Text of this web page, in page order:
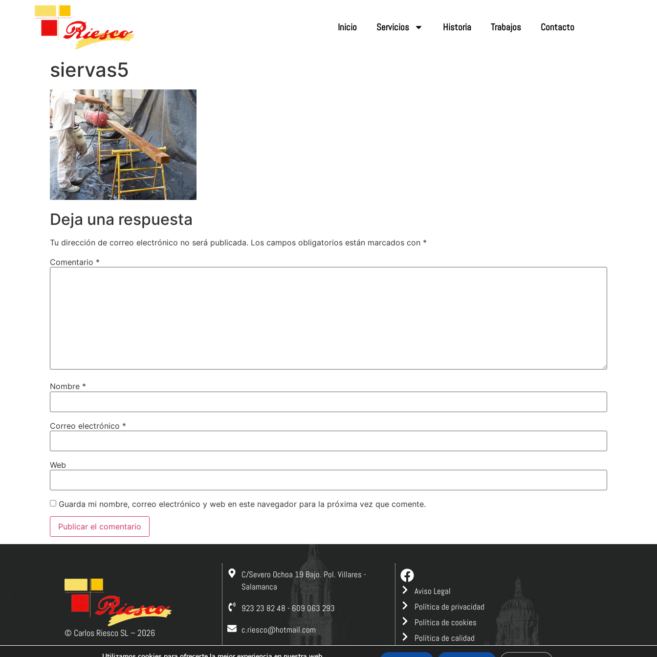
Inicio Servicios Historia Trabajos Contacto
siervas5
Deja una respuesta
Tu dirección de correo electrónico no será publicada. Los campos obligatorios están marcados con *
Comentario *
Nombre *
Correo electrónico *
Web
Guarda mi nombre, correo electrónico y web en este navegador para la próxima vez que comente.
© Carlos Riesco SL – 2026
C/Severo Ochoa 19 Bajo. Pol. Villares -
Salamanca
923 23 82 48 - 609 063 293
c.riesco@hotmail.com
Aviso Legal
Política de privacidad
Política de cookies
Política de calidad
Creado portalentoymedia.com